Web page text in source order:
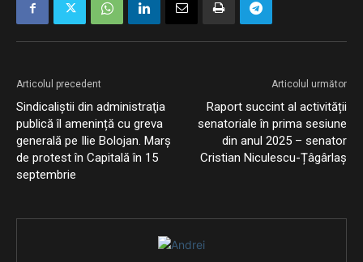
Articolul precedent
Sindicaliştii din administraţia
publică îl amenință cu greva
generală pe Ilie Bolojan. Marş
de protest în Capitală în 15
septembrie
Articolul următor
Raport succint al activității
senatoriale în prima sesiune
din anul 2025 – senator
Cristian Niculescu-Țâgârlaș